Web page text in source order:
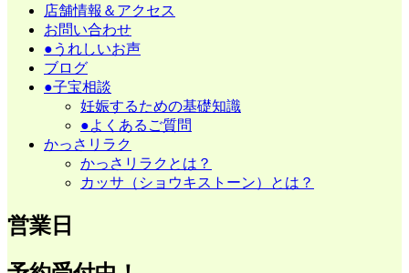
店舗情報＆アクセス
お問い合わせ
●うれしいお声
ブログ
●子宝相談
妊娠するための基礎知識
●よくあるご質問
かっさリラク
かっさリラクとは？
カッサ（ショウキストーン）とは？
営業日